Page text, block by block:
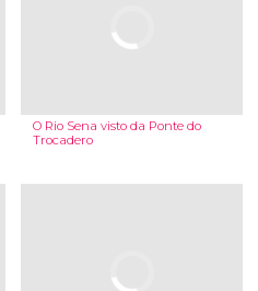
O Rio Sena visto da Ponte do
Trocadero